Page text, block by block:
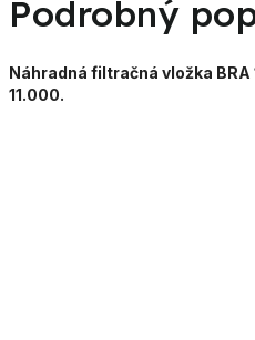
Podrobný
Náhradná filtračná vložka BRA
11.000.